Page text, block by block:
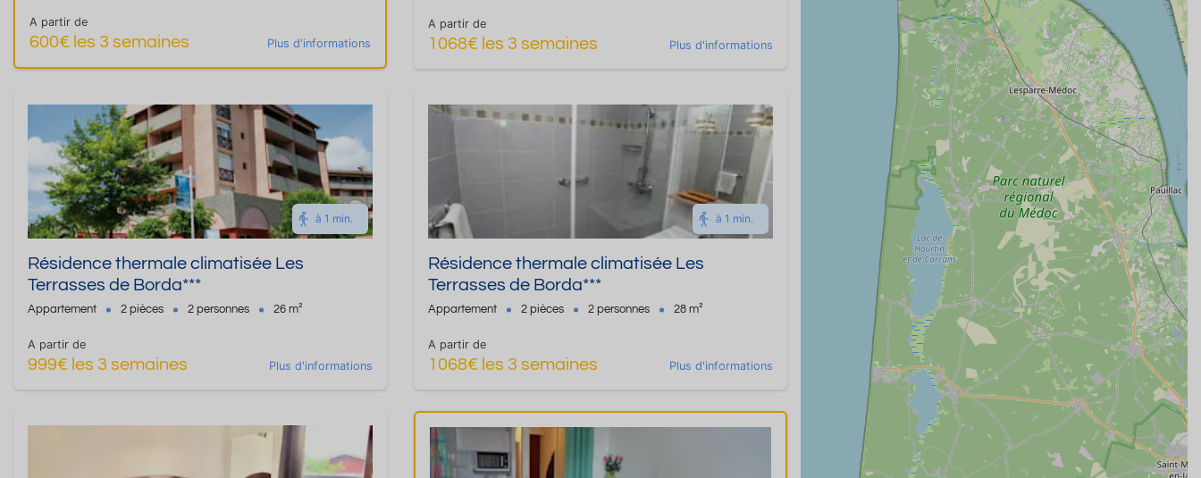
A partir de
600€ les 3 semaines Plus d'informations
A partir de
1068€ les 3 semaines Plus d'informations
à 1 min.
Résidence thermale climatisée Les
Terrasses de Borda***
Appartement 2 pièces 2 personnes 26 m²
A partir de
999€ les 3 semaines Plus d'informations
à 1 min.
Résidence thermale climatisée Les
Terrasses de Borda***
Appartement 2 pièces 2 personnes 28 m²
A partir de
1068€ les 3 semaines Plus d'informations